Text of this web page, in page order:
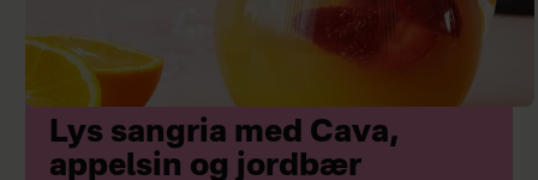
Lys sangria med Cava,
appelsin og jordbær